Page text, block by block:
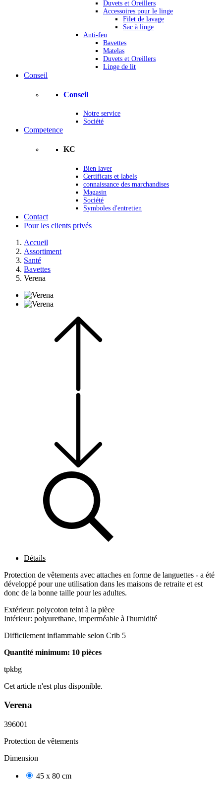
Duvets et Oreillers
Accessoires pour le linge
Filet de lavage
Sac à linge
Anti-feu
Bavettes
Matelas
Duvets et Oreillers
Linge de lit
Conseil
Conseil
Notre service
Société
Competence
KC
Bien laver
Certificats et labels
connaissance des marchandises
Magasin
Société
Symboles d'entretien
Contact
Pour les clients privés
Accueil
Assortiment
Santé
Bavettes
Verena
Détails
Protection de vêtements avec attaches en forme de languettes - a été
développé pour une utilisation dans les maisons de retraite et est
donc de la bonne taille pour les adultes.
Extérieur: polycoton teint à la pièce
Intérieur: polyurethane, imperméable à l'humidité
Difficilement inflammable selon Crib 5
Quantité minimum: 10 pièces
tpkbg
Cet article n'est plus disponible.
Verena
396001
Protection de vêtements
Dimension
45 x 80 cm